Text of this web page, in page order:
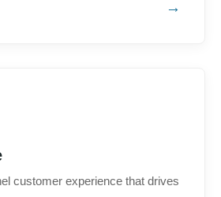
customer experience that drives